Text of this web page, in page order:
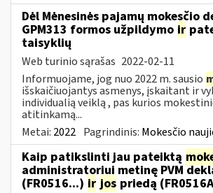
Dėl Mėnesinės pajamų mokesčio
GPM313 formos užpildymo ir
taisyklių
Web turinio sąrašas 2022-02-11
Informuojame, jog nuo 2022 m. sausio
išskaičiuojantys asmenys, įskaitant ir
individualią veiklą , pas kurios
atitinkamą...
Metai: 2022 Pagrindinis: Mokesčio
Kaip patikslinti jau pateiktą
administratoriui metinę PVM
(FR0516...) ir jos priedą